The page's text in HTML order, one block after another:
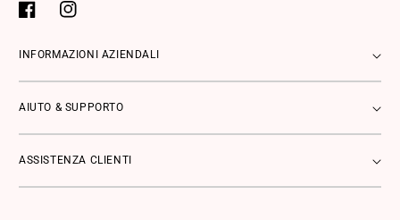
del
FacebookInstagram
INFORMAZIONI AZIENDALI
AIUTO & SUPPORTO
ASSISTENZA CLIENTI